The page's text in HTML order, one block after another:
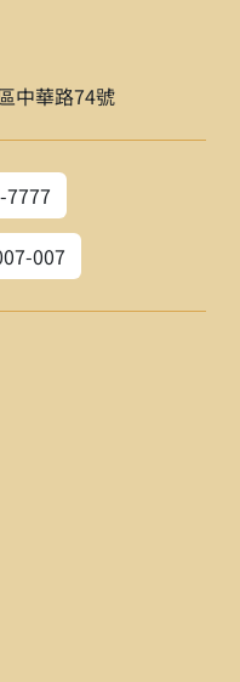
中華路74號
7777
007